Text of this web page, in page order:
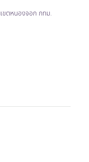
ขตหนองจอก กทม.